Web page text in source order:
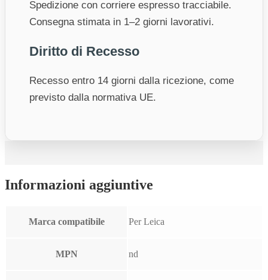
Spedizione con corriere espresso tracciabile.
Consegna stimata in 1–2 giorni lavorativi.
Diritto di Recesso
Recesso entro 14 giorni dalla ricezione, come
previsto dalla normativa UE.
Informazioni aggiuntive
Marca compatibile Per Leica
MPN nd